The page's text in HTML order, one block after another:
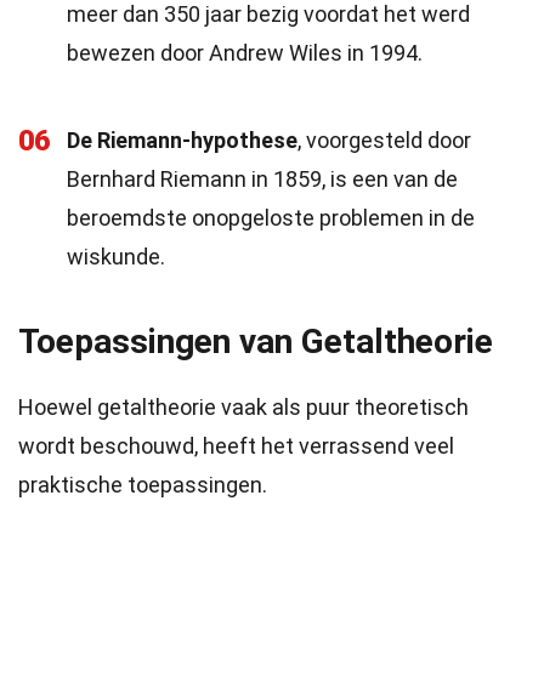
meer dan 350 jaar bezig voordat het werd
bewezen door Andrew Wiles in 1994.
06 De Riemann-hypothese, voorgesteld door
Bernhard Riemann in 1859, is een van de
beroemdste onopgeloste problemen in de
wiskunde.
Toepassingen van Getaltheorie
Hoewel getaltheorie vaak als puur theoretisch
wordt beschouwd, heeft het verrassend veel
praktische toepassingen.